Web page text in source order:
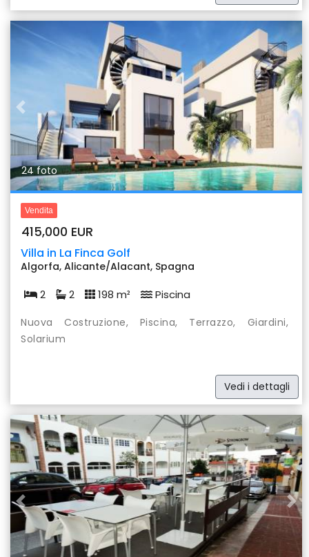
Previous
24 foto
Vendita
415,000 EUR
Villa in La Finca Golf
Algorfa, Alicante/Alacant, Spagna
2 2 198 m² Piscina
Nuova Costruzione, Piscina, Terrazzo, Giardini,
Solarium
Vedi i dettagli
Previous